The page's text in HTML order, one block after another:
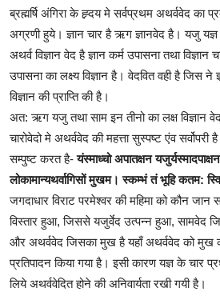
ब्रह्मर्षि अंगिरा के ह्र्दय मे सर्वप्रथम अथर्ववेद का
अग्रणी हुये। ज्ञान चार है ऋग ज्ञानवेद है। यजु
अथर्व विज्ञान वेद है ज्ञान कर्म उपासना तथा विज्ञान
उपासना का लक्ष्य विज्ञान है। वेदवित वही है जिस ने
विज्ञान की प्राप्ति की है।
अत: ऋग यजु तथा साम इन तीनो का लक्ष विज्ञान
चारोवेदो मे अथर्ववेद की महत्ता सुस्पष्ट एंव
सम्पुष्ट करत है-यंस्माध्चो अपातक्षन
लोकामान्यथर्वागिसों मुखम। स्कम्भं तं भूहि कतम:
जगदाधार विराट परमेश्वर की महिमा को कौन
विस्तार हुआ, जिससे यजुर्वेद उत्पन्न हुआ, सामवेद
और अथर्ववेद जिसका मुख है यहाँ अथर्ववेद को मुख
प्रतिपादन किया गया है। इसी कारण यज्ञ के चार
लिये अथर्ववेदित होने की अनिवार्यता रखी गयी है।